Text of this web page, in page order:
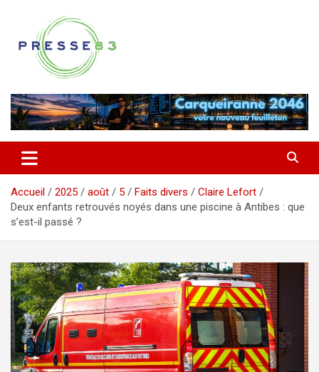
contenu
Presse 83
Accueil 2025 août 5 Faits divers
Claire Lefort
Deux enfants retrouvés noyés dans une piscine à Antibes : que
s’est-il passé ?